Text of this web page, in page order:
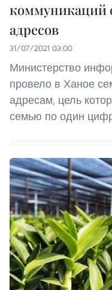
коммуникаций
адресов
31/07/2021 03:00
Министерство
провело в Ханое
адресам, цель
семью по один